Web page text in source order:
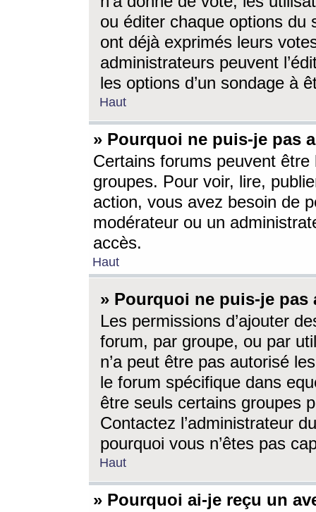
ou éditer chaque options du
ont déjà exprimés leurs
administrateurs peuvent
les options d’un sondage à
Haut
» Pourquoi ne puis-je pas
Certains forums peuvent être
groupes. Pour voir, lire,
action, vous avez besoin de
modérateur ou un
accès.
Haut
» Pourquoi ne puis-je
Les permissions d’ajouter
forum, par groupe, ou par
n’a peut être pas autorisé
le forum spécifique dans
être seuls certains groupes
Contactez l’administrateur
pourquoi vous n’êtes pas
Haut
» Pourquoi ai-je reçu un